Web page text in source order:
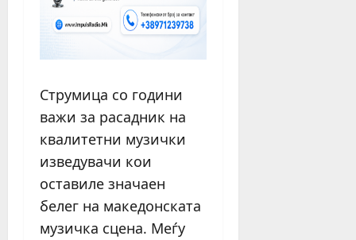
Струмица со години
важи за расадник на
квалитетни музички
изведувачи кои
оставиле значаен
белег на македонската
музичка сцена. Меѓу